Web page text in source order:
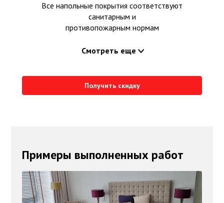
Все напольные покрытия соответствуют
санитарным и
противопожарным нормам
Смотреть еще
Получить скидку
Примеры выполненных работ